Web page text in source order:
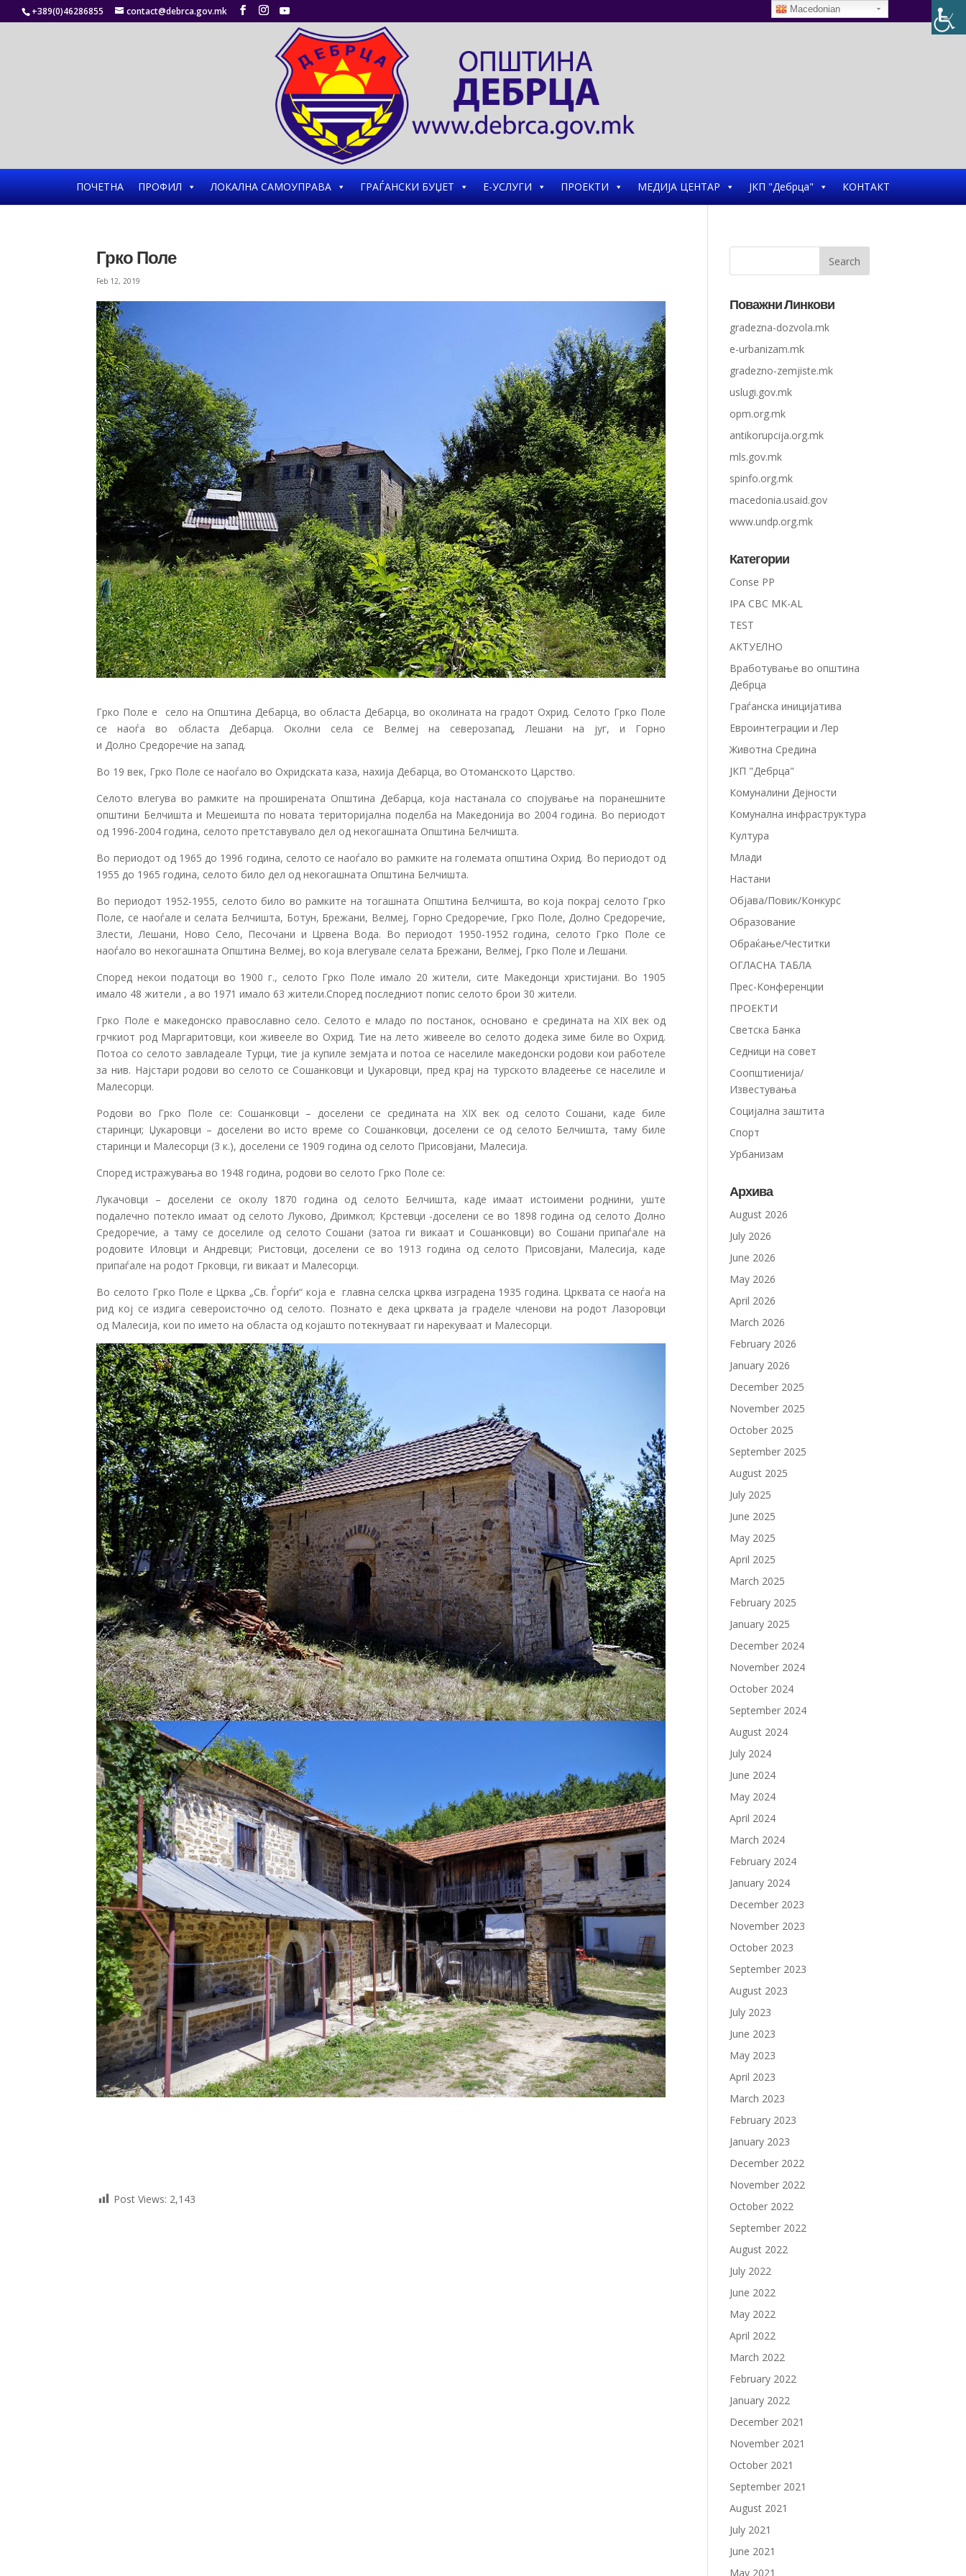
+389(0)46286855 contact@debrca.gov.mk
ПОЧЕТНА ПРОФИЛ ЛОКАЛНА САМОУПРАВА ГРАЃАНСКИ БУЏЕТ Е-УСЛУГИ ПРОЕКТИ МЕДИЈА ЦЕНТАР ЈКП "Дебрца" КОНТАКТ
Грко Поле
Feb 12, 2019
Грко Поле е село на Општина Дебарца, во областа Дебарца, во околината на градот Охрид. Селото Грко Поле
се наоѓа во областа Дебарца. Околни села се Велмеј на северозапад, Лешани на југ, и Горно
и Долно Средоречие на запад.
Во 19 век, Грко Поле се наоѓало во Охридската каза, нахија Дебарца, во Отоманското Царство.
Селото влегува во рамките на проширената Општина Дебарца, која настанала со спојување на поранешните
општини Белчишта и Мешеишта по новата територијална поделба на Македонија во 2004 година. Во периодот
од 1996-2004 година, селото претставувало дел од некогашната Општина Белчишта.
Во периодот од 1965 до 1996 година, селото се наоѓало во рамките на големата општина Охрид. Во периодот од
1955 до 1965 година, селото било дел од некогашната Општина Белчишта.
Во периодот 1952-1955, селото било во рамките на тогашната Општина Белчишта, во која покрај селото Грко
Поле, се наоѓале и селата Белчишта, Ботун, Брежани, Велмеј, Горно Средоречие, Грко Поле, Долно Средоречие,
Злести, Лешани, Ново Село, Песочани и Црвена Вода. Во периодот 1950-1952 година, селото Грко Поле се
наоѓало во некогашната Општина Велмеј, во која влегувале селата Брежани, Велмеј, Грко Поле и Лешани.
Според некои податоци во 1900 г., селото Грко Поле имало 20 жители, сите Македонци христијани. Во 1905
имало 48 жители , а во 1971 имало 63 жители.Според последниот попис селото брои 30 жители.
Грко Поле е македонско православно село. Селото е младо по постанок, основано е средината на XIX век од
грчкиот род Маргаритовци, кои живееле во Охрид. Тие на лето живееле во селото додека зиме биле во Охрид.
Потоа со селото завладеале Турци, тие ја купиле земјата и потоа се населиле македонски родови кои работеле
за нив. Најстари родови во селото се Сошанковци и Џукаровци, пред крај на турското владеење се населиле и
Малесорци.
Родови во Грко Поле се: Сошанковци – доселени се средината на XIX век од селото Сошани, каде биле
старинци; Џукаровци – доселени во исто време со Сошанковци, доселени се од селото Белчишта, таму биле
старинци и Малесорци (3 к.), доселени се 1909 година од селото Присовјани, Малесија.
Според истражувања во 1948 година, родови во селото Грко Поле се:
Лукачовци – доселени се околу 1870 година од селото Белчишта, каде имаат истоимени роднини, уште
подалечно потекло имаат од селото Луково, Дримкол; Крстевци -доселени се во 1898 година од селото Долно
Средоречие, а таму се доселиле од селото Сошани (затоа ги викаат и Сошанковци) во Сошани припаѓале на
родовите Иловци и Андревци; Ристовци, доселени се во 1913 година од селото Присовјани, Малесија, каде
припаѓале на родот Грковци, ги викаат и Малесорци.
Во селото Грко Поле е Црква „Св. Ѓорѓи“ која е главна селска црква изградена 1935 година. Црквата се наоѓа на
рид кој се издига североисточно од селото. Познато е дека црквата ја граделе членови на родот Лазоровци
од Малесија, кои по името на областа од којашто потекнуваат ги нарекуваат и Малесорци.
Post Views: 2,143
Поважни Линкови
gradezna-dozvola.mk
e-urbanizam.mk
gradezno-zemjiste.mk
uslugi.gov.mk
opm.org.mk
antikorupcija.org.mk
mls.gov.mk
spinfo.org.mk
macedonia.usaid.gov
www.undp.org.mk
Категории
Conse PP
IPA CBC MK-AL
TEST
АКТУЕЛНО
Вработување во општина
Дебрца
Граѓанска иницијатива
Евроинтеграции и Лер
Животна Средина
ЈКП "Дебрца"
Комуналини Дејности
Комунална инфраструктура
Култура
Млади
Настани
Објава/Повик/Конкурс
Образование
Обраќање/Честитки
ОГЛАСНА ТАБЛА
Прес-Конференции
ПРОЕКТИ
Светска Банка
Седници на совет
Соопштиенија/
Известувања
Социјална заштита
Спорт
Урбанизам
Архива
August 2026
July 2026
June 2026
May 2026
April 2026
March 2026
February 2026
January 2026
December 2025
November 2025
October 2025
September 2025
August 2025
July 2025
June 2025
May 2025
April 2025
March 2025
February 2025
January 2025
December 2024
November 2024
October 2024
September 2024
August 2024
July 2024
June 2024
May 2024
April 2024
March 2024
February 2024
January 2024
December 2023
November 2023
October 2023
September 2023
August 2023
July 2023
June 2023
May 2023
April 2023
March 2023
February 2023
January 2023
December 2022
November 2022
October 2022
September 2022
August 2022
July 2022
June 2022
May 2022
April 2022
March 2022
February 2022
January 2022
December 2021
November 2021
October 2021
September 2021
August 2021
July 2021
June 2021
May 2021
Macedonian